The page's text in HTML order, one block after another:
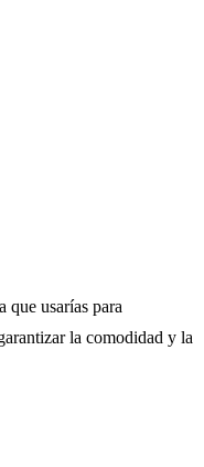
que usarías para
la comodidad y la